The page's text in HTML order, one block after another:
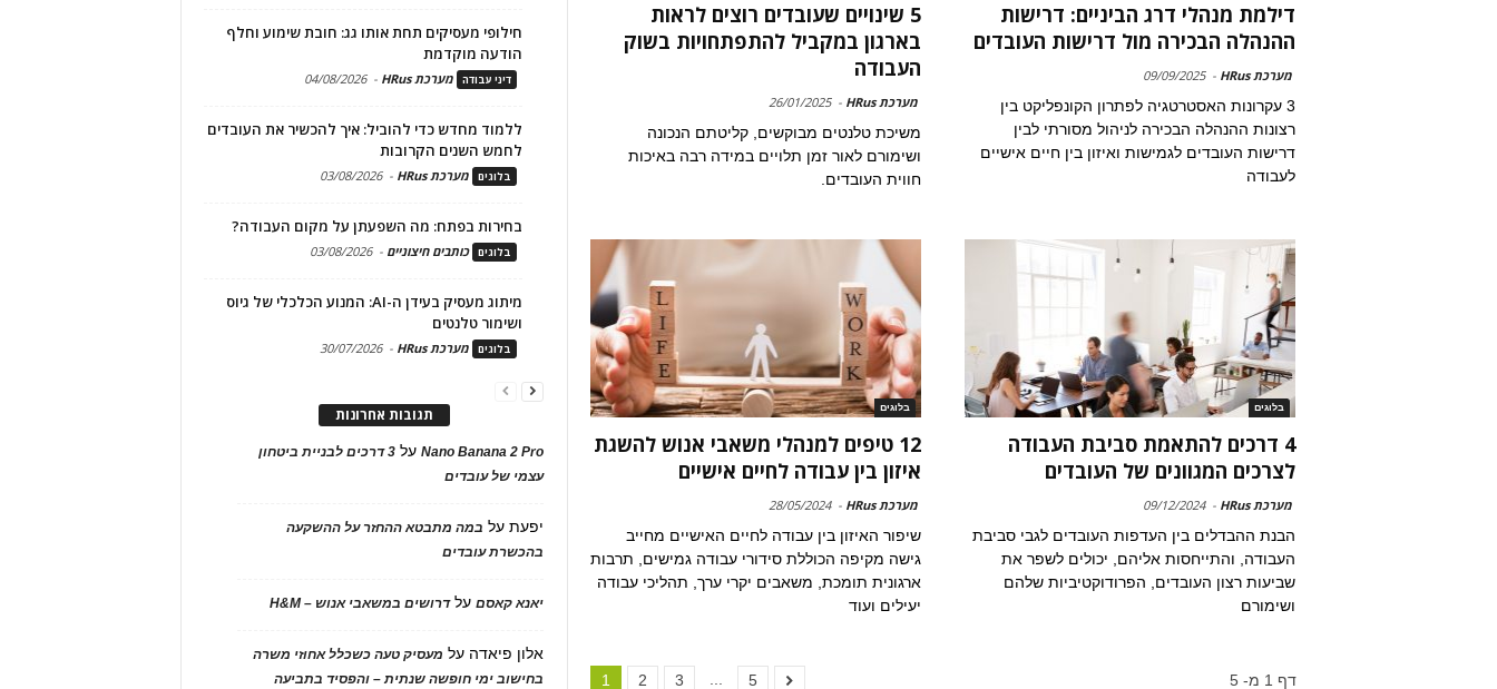
דילמת מנהלי דרג הביניים: דרישות
ההנהלה הבכירה מול דרישות העובדים
מערכת HRus -
09/09/2025
3 עקרונות האסטרטגיה לפתרון הקונפליקט בין
רצונות ההנהלה הבכירה לניהול מסורתי לבין
דרישות העובדים לגמישות ואיזון בין חיים אישיים
לעבודה
5 שינויים שעובדים רוצים לראות
בארגון במקביל להתפתחויות בשוק
העבודה
מערכת HRus -
26/01/2025
משיכת טלנטים מבוקשים, קליטתם הנכונה
ושימורם לאור זמן תלויים במידה רבה באיכות
חווית העובדים.
בלוגים
4 דרכים להתאמת סביבת העבודה
לצרכים המגוונים של העובדים
מערכת HRus -
09/12/2024
הבנת ההבדלים בין העדפות העובדים לגבי סביבת
העבודה, והתייחסות אליהם, יכולים לשפר את
שביעות רצון העובדים, הפרודוקטיביות שלהם
ושימורם
בלוגים
12 טיפים למנהלי משאבי אנוש להשגת
איזון בין עבודה לחיים אישיים
מערכת HRus -
28/05/2024
שיפור האיזון בין עבודה לחיים האישיים מחייב
גישה מקיפה הכוללת סידורי עבודה גמישים, תרבות
ארגונית תומכת, משאבים יקרי ערך, תהליכי עבודה
יעילים ועוד
1 2 3 5 דף 1 מ- 5
חילופי מעסיקים תחת אותו גג: חובת שימוע וחלף
הודעה מוקדמת
דיני עבודה מערכת HRus -
04/08/2026
ללמוד מחדש כדי להוביל: איך להכשיר את העובדים
לחמש השנים הקרובות
בלוגים מערכת HRus -
03/08/2026
בחירות בפתח: מה השפעתן על מקום העבודה?
בלוגים כותבים חיצוניים -
03/08/2026
מיתוג מעסיק בעידן ה-AI: המנוע הכלכלי של גיוס
ושימור טלנטים
בלוגים מערכת HRus -
30/07/2026
תגובות אחרונות
Nano Banana 2 Proעל
3 דרכים לבניית ביטחון
עצמי של עובדים
יפעתעל במה מתבטא ההחזר על ההשקעה
בהכשרת עובדים
יאנא קאסםעלדרושים במשאבי אנוש – H&M
אלון פיאדה על מעסיק טעה כשכלל אחוזי משרה
בחישוב ימי חופשה שנתית – והפסיד בתביעה